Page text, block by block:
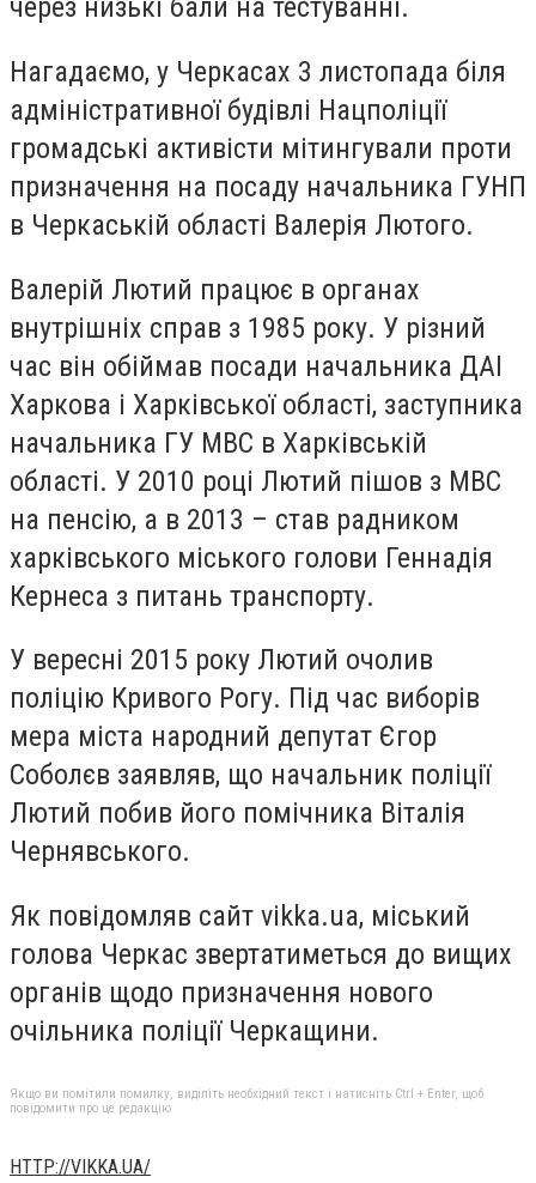
через низькі бали на тестуванні.
Нагадаємо, у Черкасах 3 листопада біля
адміністративної будівлі Нацполіції
громадські активісти мітингували проти
призначення на посаду начальника ГУНП
в Черкаській області Валерія Лютого.
Валерій Лютий працює в органах
внутрішніх справ з 1985 року. У різний
час він обіймав посади начальника ДАІ
Харкова і Харківської області, заступника
начальника ГУ МВС в Харківській
області. У 2010 році Лютий пішов з МВС
на пенсію, а в 2013 – став радником
харківського міського голови Геннадія
Кернеса з питань транспорту.
У вересні 2015 року Лютий очолив
поліцію Кривого Рогу. Під час виборів
мера міста народний депутат Єгор
Соболєв заявляв, що начальник поліції
Лютий побив його помічника Віталія
Чернявського.
Як повідомляв сайт vikka.ua, міський
голова Черкас звертатиметься до вищих
органів щодо призначення нового
очільника поліції Черкащини.
Якщо ви помітили помилку, виділіть необхідний текст і натисніть Ctrl + Enter, щоб
повідомити про це редакцію
HTTP://VIKKA.UA/